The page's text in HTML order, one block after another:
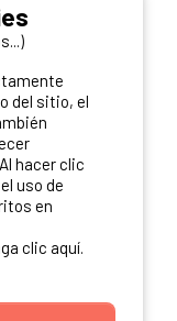
NUESTRA
del sitio, el
hacer clic
uso de
en
clic aquí.